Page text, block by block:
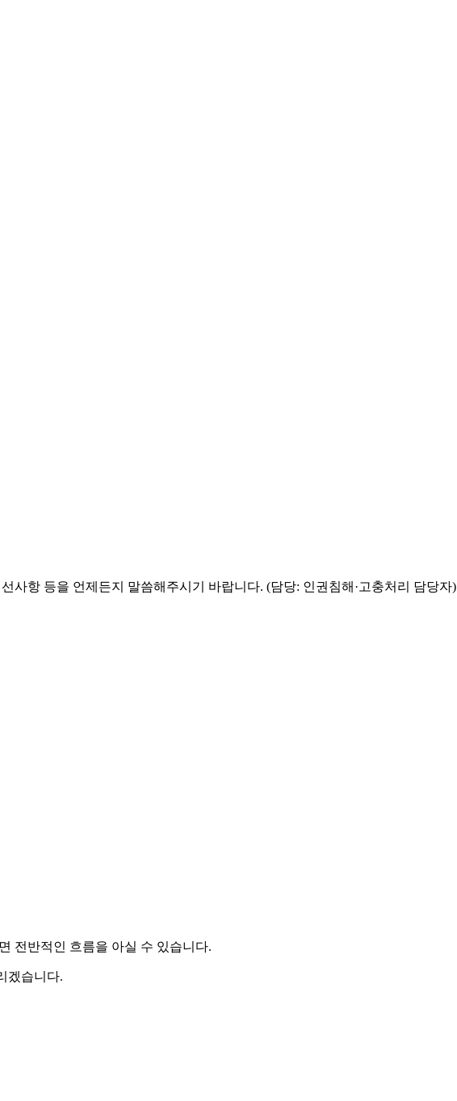
항 등을 언제든지 말씀해주시기 바랍니다. (담당: 인권침해·고충처리 담당자)
전반적인 흐름을 아실 수 있습니다.
겠습니다.